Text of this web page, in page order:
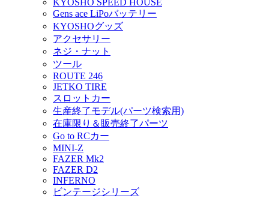
KYOSHO SPEED HOUSE
Gens ace LiPoバッテリー
KYOSHOグッズ
アクセサリー
ネジ・ナット
ツール
ROUTE 246
JETKO TIRE
スロットカー
生産終了モデル(パーツ検索用)
在庫限り＆販売終了パーツ
Go to RCカー
MINI-Z
FAZER Mk2
FAZER D2
INFERNO
ビンテージシリーズ